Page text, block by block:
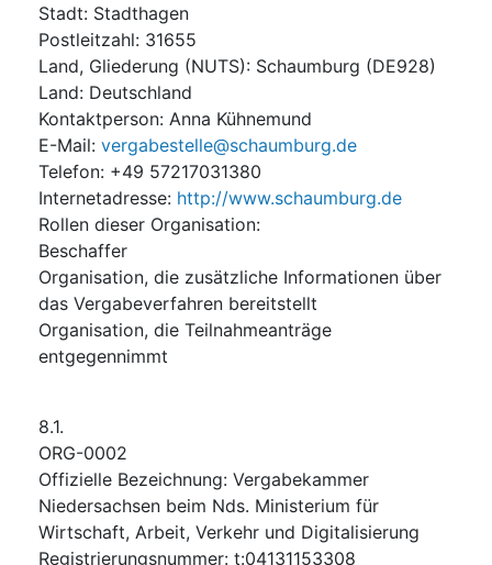
Stadt: Stadthagen
Postleitzahl: 31655
Land, Gliederung (NUTS): Schaumburg (DE928)
Land: Deutschland
Kontaktperson: Anna Kühnemund
E-Mail: vergabestelle@schaumburg.de
Telefon: +49 57217031380
Internetadresse: http://www.schaumburg.de
Rollen dieser Organisation:
Beschaffer
Organisation, die zusätzliche Informationen über
das Vergabeverfahren bereitstellt
Organisation, die Teilnahmeanträge
entgegennimmt
8.1.
ORG-0002
Offizielle Bezeichnung: Vergabekammer
Niedersachsen beim Nds. Ministerium für
Wirtschaft, Arbeit, Verkehr und Digitalisierung
Registrierungsnummer: t:04131153308